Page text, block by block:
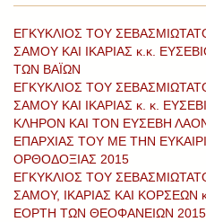
ΕΓΚΥΚΛΙΟΣ ΤΟΥ
ΣΑΜΟΥ ΚΑΙ ΙΚΑΡΙΑΣ κ.κ.
ΤΩΝ ΒΑΪΩΝ
ΕΓΚΥΚΛΙΟΣ ΤΟΥ
ΣΑΜΟΥ ΚΑΙ ΙΚΑΡΙΑΣ κ. κ.
ΚΛΗΡΟΝ ΚΑΙ ΤΟΝ ΕΥΣΕΒΗ
ΕΠΑΡΧΙΑΣ ΤΟΥ ΜΕ ΤΗΝ
ΟΡΘΟΔΟΞΙΑΣ 2015
ΕΓΚΥΚΛΙΟΣ ΤΟΥ
ΣΑΜΟΥ, ΙΚΑΡΙΑΣ ΚΑΙ ΚΟΡΣΕΩΝ
ΕΟΡΤΗ ΤΩΝ ΘΕΟΦΑΝΕΙΩΝ 2015